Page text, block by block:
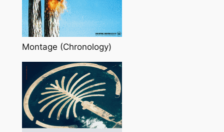
Montage (Chronology)